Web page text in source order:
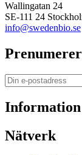
Wallingatan 24
SE-111 24
info@swedenbio.se
Information
Nätverk